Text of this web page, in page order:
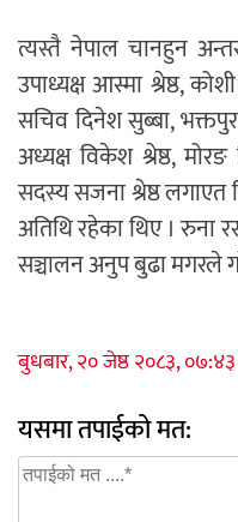
त्यस्तै नेपाल चानहुन
उपाध्यक्ष आस्मा श्रेष्ठ,
सचिव दिनेश सुब्बा,
अध्यक्ष विकेश श्रेष्ठ,
सदस्य सजना श्रेष्ठ लगाएत
अतिथि रहेका थिए । रुना
सञ्चालन अनुप बुढा मगरले
बुधबार, २० जेष्ठ २०८३, ०७:४३
यसमा तपाईको मत: